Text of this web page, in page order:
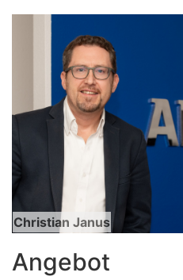
Christian Janus
Angebot